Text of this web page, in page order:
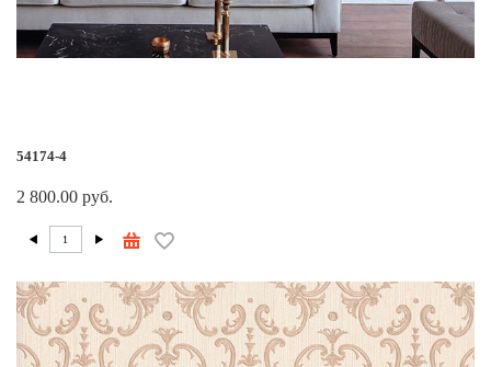
54174-4
2 800.00 руб.